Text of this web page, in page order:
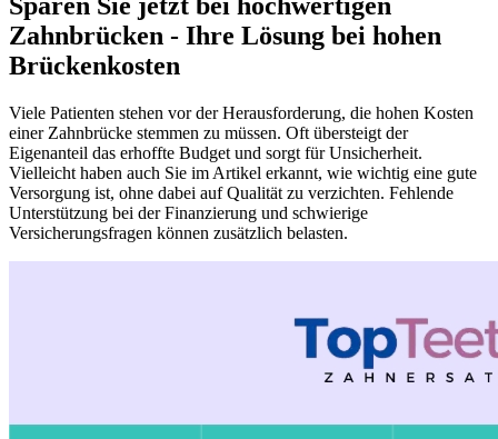
Zahnbrücken - Ihre Lösung bei hohen
Brückenkosten
Viele Patienten stehen vor der Herausforderung, die hohen Kosten
einer Zahnbrücke stemmen zu müssen. Oft übersteigt der
Eigenanteil das erhoffte Budget und sorgt für Unsicherheit.
Vielleicht haben auch Sie im Artikel erkannt, wie wichtig eine gute
Versorgung ist, ohne dabei auf Qualität zu verzichten. Fehlende
Unterstützung bei der Finanzierung und schwierige
Versicherungsfragen können zusätzlich belasten.